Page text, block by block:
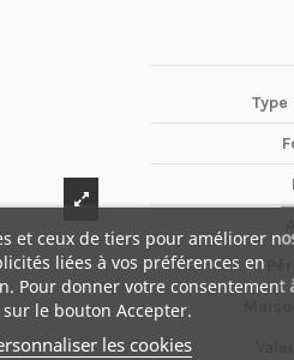
et ceux de tiers pour améliorer
liées à vos préférences en
Pour donner votre consentement
le bouton Accepter.
les cookies